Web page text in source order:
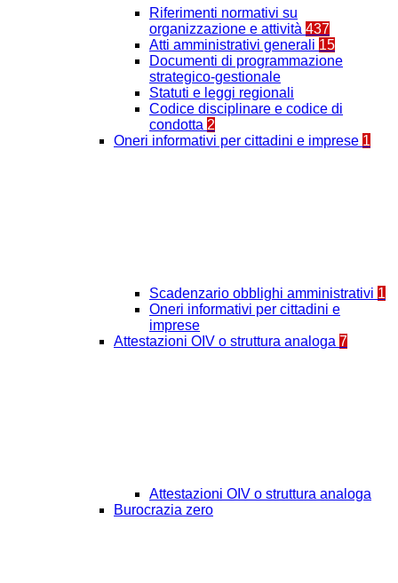
Riferimenti normativi su
organizzazione e attività 437
Atti amministrativi generali 15
Documenti di programmazione
strategico-gestionale
Statuti e leggi regionali
Codice disciplinare e codice di
condotta 2
Oneri informativi per cittadini e imprese 1
Scadenzario obblighi amministrativi 1
Oneri informativi per cittadini e
imprese
Attestazioni OIV o struttura analoga 7
Attestazioni OIV o struttura analoga
Burocrazia zero